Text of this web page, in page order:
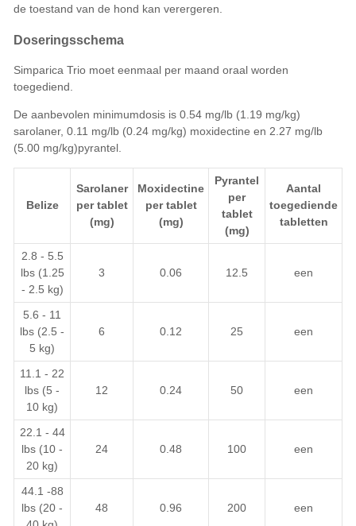
de toestand van de hond kan verergeren.
Doseringsschema
Simparica Trio moet eenmaal per maand oraal worden
toegediend.
De aanbevolen minimumdosis is 0.54 mg/lb (1.19 mg/kg)
sarolaner, 0.11 mg/lb (0.24 mg/kg) moxidectine en 2.27 mg/lb
(5.00 mg/kg)pyrantel.
Belize
Sarolaner
per tablet
(mg)
Moxidectine
per tablet
(mg)
Pyrantel
per
tablet
(mg)
Aantal
toegediende
tabletten
2.8 - 5.5
lbs (1.25
- 2.5 kg)
3 0.06 12.5 een
5.6 - 11
lbs (2.5 -
5 kg)
6 0.12 25 een
11.1 - 22
lbs (5 -
10 kg)
12 0.24 50 een
22.1 - 44
lbs (10 -
20 kg)
24 0.48 100 een
44.1 -88
lbs (20 -
48 0.96 200 een